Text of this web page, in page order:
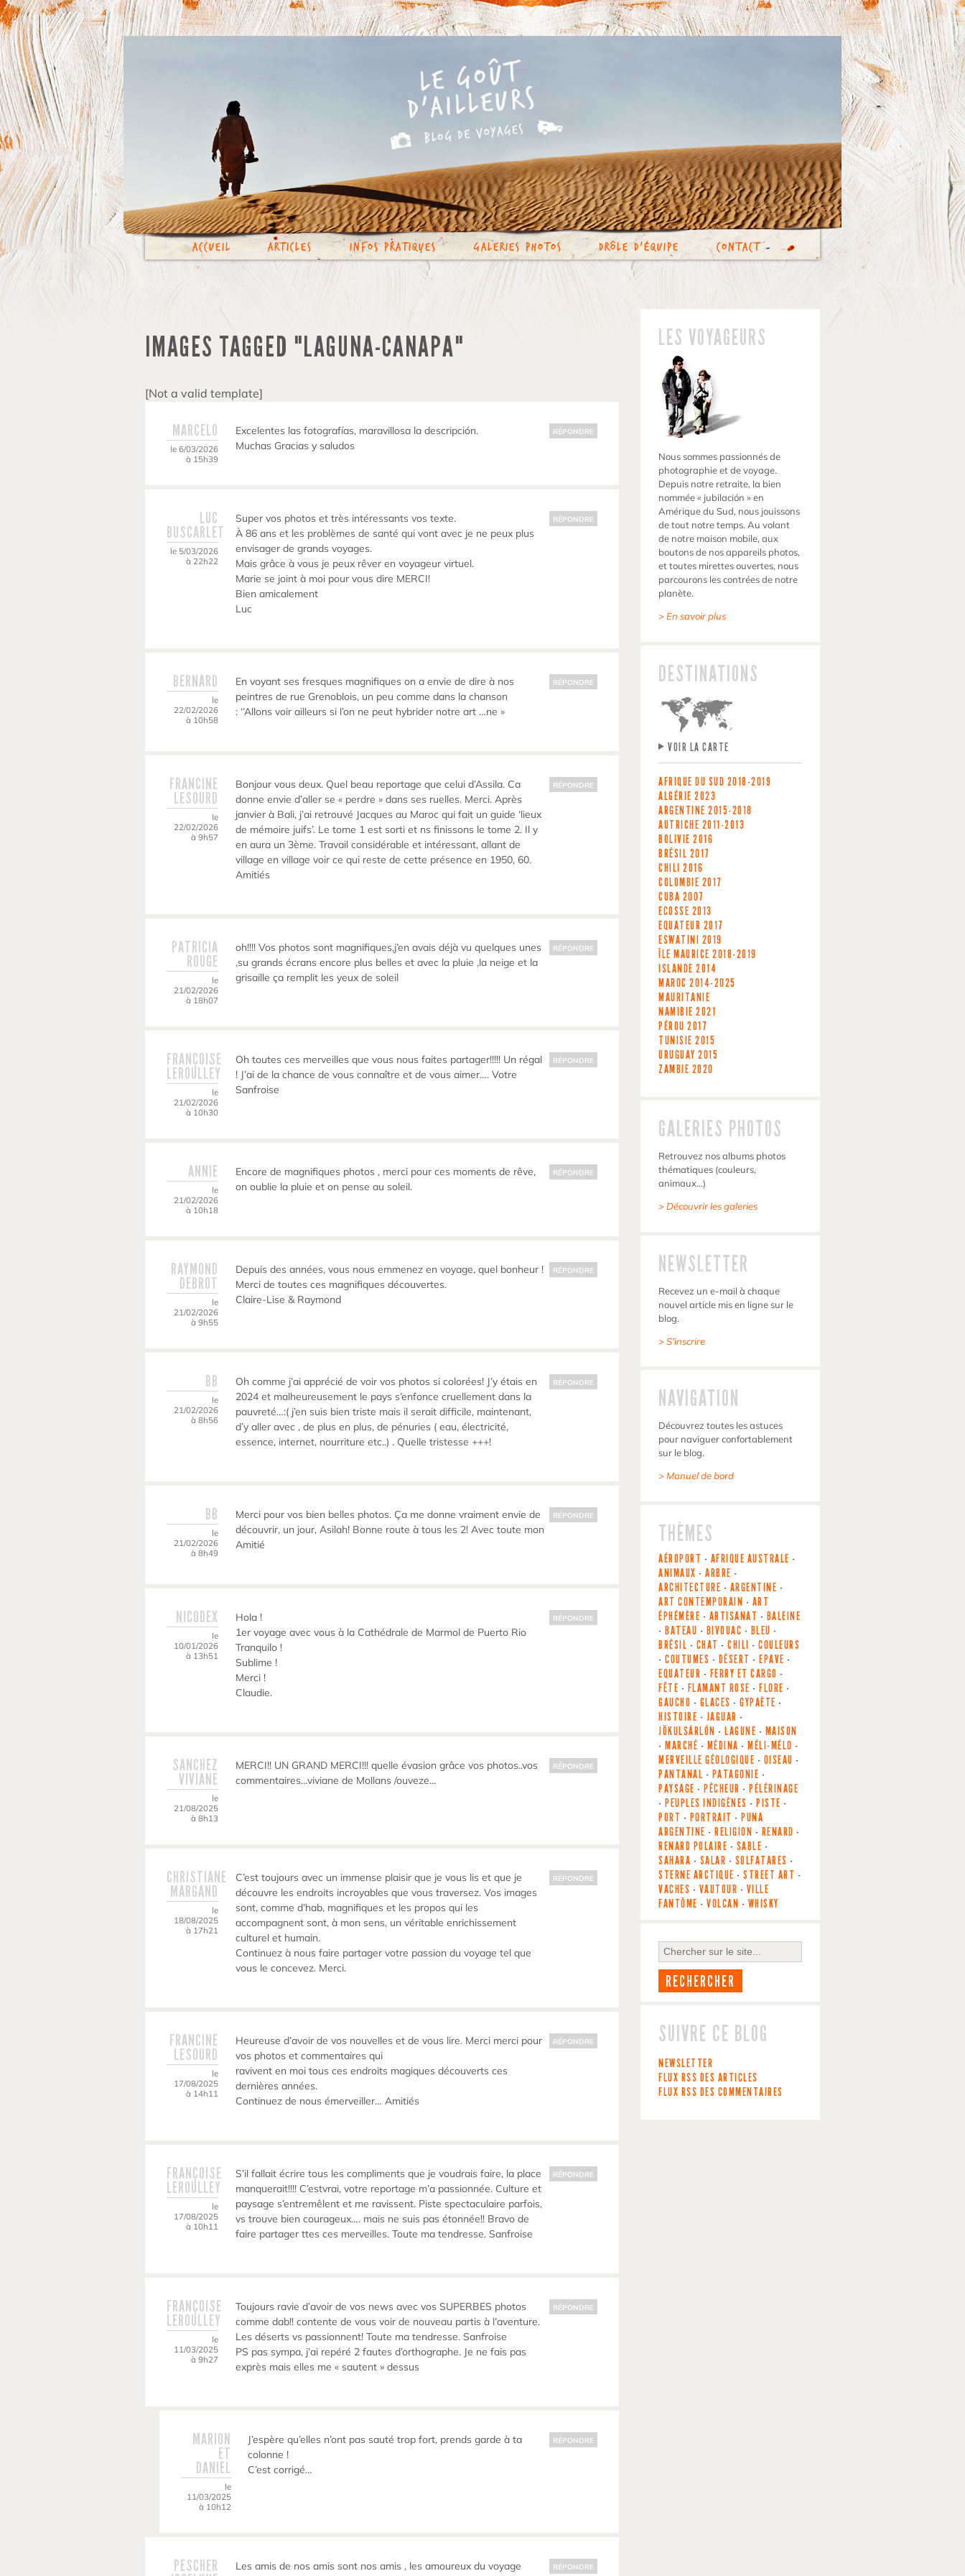
Accueil Articles Infos Pratiques Galeries photos Drôle d’équipe Contact
IMAGES TAGGED "LAGUNA-CANAPA"
[Not a valid template]
MARCELO
le 6/03/2026
à 15h39
Excelentes las fotografías, maravillosa la descripción.
Muchas Gracias y saludos
RÉPONDRE
LUC
BUSCARLET
le 5/03/2026
à 22h22
Super vos photos et très intéressants vos texte.
À 86 ans et les problèmes de santé qui vont avec je ne peux plus
envisager de grands voyages.
Mais grâce à vous je peux rêver en voyageur virtuel.
Marie se joint à moi pour vous dire MERCI!
Bien amicalement
Luc
RÉPONDRE
BERNARD
le
22/02/2026
à 10h58
En voyant ses fresques magnifiques on a envie de dire à nos
peintres de rue Grenoblois, un peu comme dans la chanson
: ‘’Allons voir ailleurs si l’on ne peut hybrider notre art …ne »
RÉPONDRE
FRANCINE
LESOURD
le
22/02/2026
à 9h57
Bonjour vous deux. Quel beau reportage que celui d’Assila. Ca
donne envie d’aller se « perdre » dans ses ruelles. Merci. Après
janvier à Bali, j’ai retrouvé Jacques au Maroc qui fait un guide ‘lieux
de mémoire juifs’. Le tome 1 est sorti et ns finissons le tome 2. Il y
en aura un 3ème. Travail considérable et intéressant, allant de
village en village voir ce qui reste de cette présence en 1950, 60.
Amitiés
RÉPONDRE
PATRICIA
ROUGE
le
21/02/2026
à 18h07
oh!!!! Vos photos sont magnifiques,j’en avais déjà vu quelques unes
,su grands écrans encore plus belles et avec la pluie ,la neige et la
grisaille ça remplit les yeux de soleil
RÉPONDRE
FRANÇOISE
LEROULLEY
le
21/02/2026
à 10h30
Oh toutes ces merveilles que vous nous faites partager!!!!! Un régal
! J’ai de la chance de vous connaître et de vous aimer…. Votre
Sanfroise
RÉPONDRE
ANNIE
le
21/02/2026
à 10h18
Encore de magnifiques photos , merci pour ces moments de rêve,
on oublie la pluie et on pense au soleil.
RÉPONDRE
RAYMOND
DEBROT
le
21/02/2026
à 9h55
Depuis des années, vous nous emmenez en voyage, quel bonheur !
Merci de toutes ces magnifiques découvertes.
Claire-Lise & Raymond
RÉPONDRE
BB
le
21/02/2026
à 8h56
Oh comme j’ai apprécié de voir vos photos si colorées! J’y étais en
2024 et malheureusement le pays s’enfonce cruellement dans la
pauvreté…:( j’en suis bien triste mais il serait difficile, maintenant,
d’y aller avec , de plus en plus, de pénuries ( eau, électricité,
essence, internet, nourriture etc..) . Quelle tristesse +++!
RÉPONDRE
BB
le
21/02/2026
à 8h49
Merci pour vos bien belles photos. Ça me donne vraiment envie de
découvrir, un jour, Asilah! Bonne route à tous les 2! Avec toute mon
Amitié
RÉPONDRE
NICODEX
le
10/01/2026
à 13h51
Hola !
1er voyage avec vous à la Cathédrale de Marmol de Puerto Rio
Tranquilo !
Sublime !
Merci !
Claudie.
RÉPONDRE
SANCHEZ
VIVIANE
le
21/08/2025
à 8h13
MERCI!! UN GRAND MERCI!!! quelle évasion grâce vos photos..vos
commentaires…viviane de Mollans /ouveze…
RÉPONDRE
CHRISTIANE
MARGAND
le
18/08/2025
à 17h21
C’est toujours avec un immense plaisir que je vous lis et que je
découvre les endroits incroyables que vous traversez. Vos images
sont, comme d’hab, magnifiques et les propos qui les
accompagnent sont, à mon sens, un véritable enrichissement
culturel et humain.
Continuez à nous faire partager votre passion du voyage tel que
vous le concevez. Merci.
RÉPONDRE
FRANCINE
LESOURD
le
17/08/2025
à 14h11
Heureuse d’avoir de vos nouvelles et de vous lire. Merci merci pour
vos photos et commentaires qui
ravivent en moi tous ces endroits magiques découverts ces
dernières années.
Continuez de nous émerveiller… Amitiés
RÉPONDRE
FRANÇOISE
LEROULLEY
le
17/08/2025
à 10h11
S’il fallait écrire tous les compliments que je voudrais faire, la place
manquerait!!!! C’estvrai, votre reportage m’a passionnée. Culture et
paysage s’entremêlent et me ravissent. Piste spectaculaire parfois,
vs trouve bien courageux…. mais ne suis pas étonnée!! Bravo de
faire partager ttes ces merveilles. Toute ma tendresse. Sanfroise
RÉPONDRE
FRANÇOISE
LEROULLEY
le
11/03/2025
à 9h27
Toujours ravie d’avoir de vos news avec vos SUPERBES photos
comme dab!! contente de vous voir de nouveau partis à l’aventure.
Les déserts vs passionnent! Toute ma tendresse. Sanfroise
PS pas sympa, j’ai repéré 2 fautes d’orthographe. Je ne fais pas
exprès mais elles me « sautent » dessus
RÉPONDRE
MARION
ET
DANIEL
le
11/03/2025
à 10h12
J’espère qu’elles n’ont pas sauté trop fort, prends garde à ta
colonne !
C’est corrigé…
RÉPONDRE
PESCHER
Les amis de nos amis sont nos amis , les amoureux du voyage
RÉPONDRE
LES VOYAGEURS
Nous sommes passionnés de
photographie et de voyage.
Depuis notre retraite, la bien
nommée « jubilación » en
Amérique du Sud, nous jouissons
de tout notre temps. Au volant
de notre maison mobile, aux
boutons de nos appareils photos,
et toutes mirettes ouvertes, nous
parcourons les contrées de notre
planète.
> En savoir plus
DESTINATIONS
VOIR LA CARTE
AFRIQUE DU SUD 2018-2019
ALGÉRIE 2023
ARGENTINE 2015-2018
AUTRICHE 2011-2013
BOLIVIE 2016
BRÉSIL 2017
CHILI 2016
COLOMBIE 2017
CUBA 2007
ECOSSE 2013
EQUATEUR 2017
ESWATINI 2019
ÎLE MAURICE 2018-2019
ISLANDE 2014
MAROC 2014-2025
MAURITANIE
NAMIBIE 2021
PÉROU 2017
TUNISIE 2015
URUGUAY 2015
ZAMBIE 2020
GALERIES PHOTOS
Retrouvez nos albums photos
thématiques (couleurs,
animaux…)
> Découvrir les galeries
NEWSLETTER
Recevez un e-mail à chaque
nouvel article mis en ligne sur le
blog.
> S'inscrire
NAVIGATION
Découvrez toutes les astuces
pour naviguer confortablement
sur le blog.
> Manuel de bord
THÈMES
AÉROPORT - AFRIQUE AUSTRALE -
ANIMAUX - ARBRE -
ARCHITECTURE - ARGENTINE -
ART CONTEMPORAIN - ART
ÉPHÉMÈRE - ARTISANAT - BALEINE
- BATEAU - BIVOUAC - BLEU -
BRÉSIL - CHAT - CHILI - COULEURS
- COUTUMES - DÉSERT - EPAVE -
EQUATEUR - FERRY ET CARGO -
FÊTE - FLAMANT ROSE - FLORE -
GAUCHO - GLACES - GYPAÈTE -
HISTOIRE - JAGUAR -
JÖKULSÁRLÓN - LAGUNE - MAISON
- MARCHÉ - MÉDINA - MÉLI-MÉLO -
MERVEILLE GÉOLOGIQUE - OISEAU -
PANTANAL - PATAGONIE -
PAYSAGE - PÊCHEUR - PÉLÉRINAGE
- PEUPLES INDIGÈNES - PISTE -
PORT - PORTRAIT - PUNA
ARGENTINE - RELIGION - RENARD -
RENARD POLAIRE - SABLE -
SAHARA - SALAR - SOLFATARES -
STERNE ARCTIQUE - STREET ART -
VACHES - VAUTOUR - VILLE
FANTÔME - VOLCAN - WHISKY
SUIVRE CE BLOG
NEWSLETTER
FLUX RSS DES ARTICLES
FLUX RSS DES COMMENTAIRES